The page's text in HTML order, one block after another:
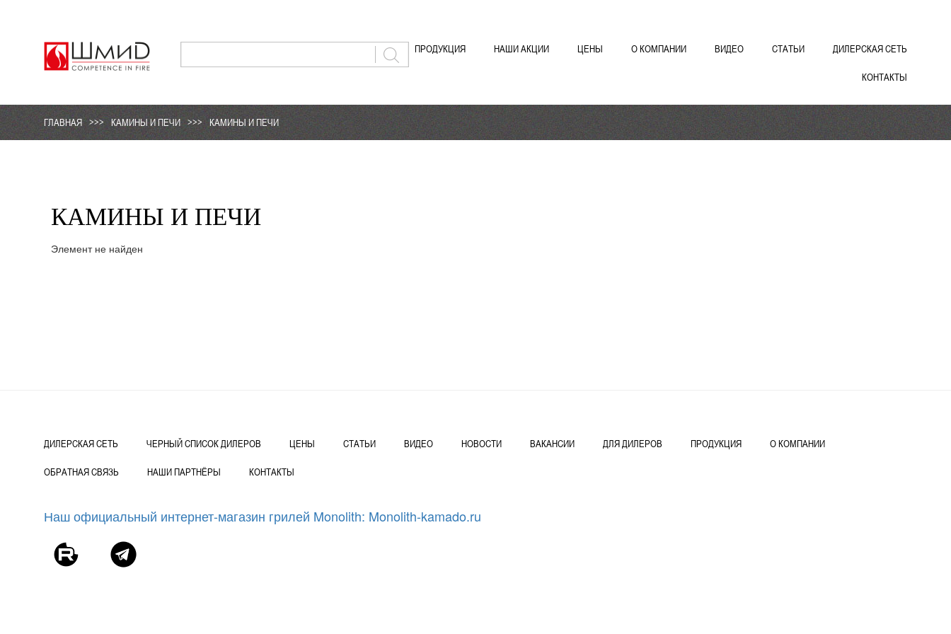
ПРОДУКЦИЯ НАШИ АКЦИИ ЦЕНЫ О КОМПАНИИ ВИДЕО СТАТЬИ ДИЛЕРСКАЯ СЕТЬ
КОНТАКТЫ
ГЛАВНАЯ >>> КАМИНЫ И ПЕЧИ >>> КАМИНЫ И ПЕЧИ
КАМИНЫ И ПЕЧИ
Элемент не найден
ДИЛЕРСКАЯ СЕТЬ ЧЕРНЫЙ СПИСОК ДИЛЕРОВ ЦЕНЫ СТАТЬИ ВИДЕО НОВОСТИ ВАКАНСИИ ДЛЯ ДИЛЕРОВ ПРОДУКЦИЯ О КОМПАНИИ
ОБРАТНАЯ СВЯЗЬ НАШИ ПАРТНЁРЫ КОНТАКТЫ
Наш официальный интернет-магазин грилей Monolith: Monolith-kamado.ru